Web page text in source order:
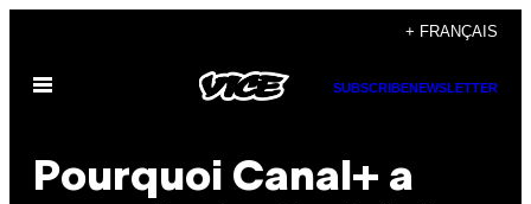
content
+ FRANÇAIS
Open
SUBSCRIBENEWSLETTER
Pourquoi Canal+ a